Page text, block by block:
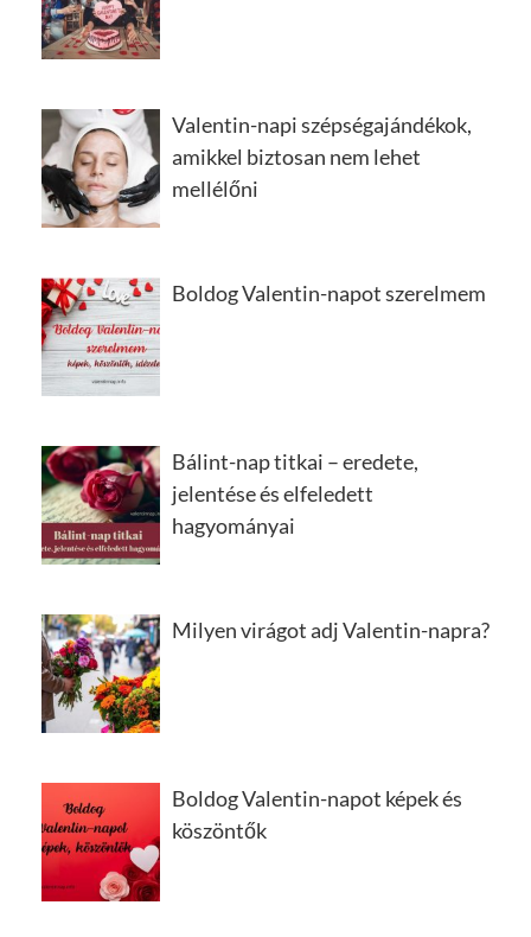
Valentin-napi szépségajándékok,
amikkel biztosan nem lehet
mellélőni
Boldog Valentin-napot szerelmem
Bálint-nap titkai – eredete,
jelentése és elfeledett
hagyományai
Milyen virágot adj Valentin-napra?
Boldog Valentin-napot képek és
köszöntők